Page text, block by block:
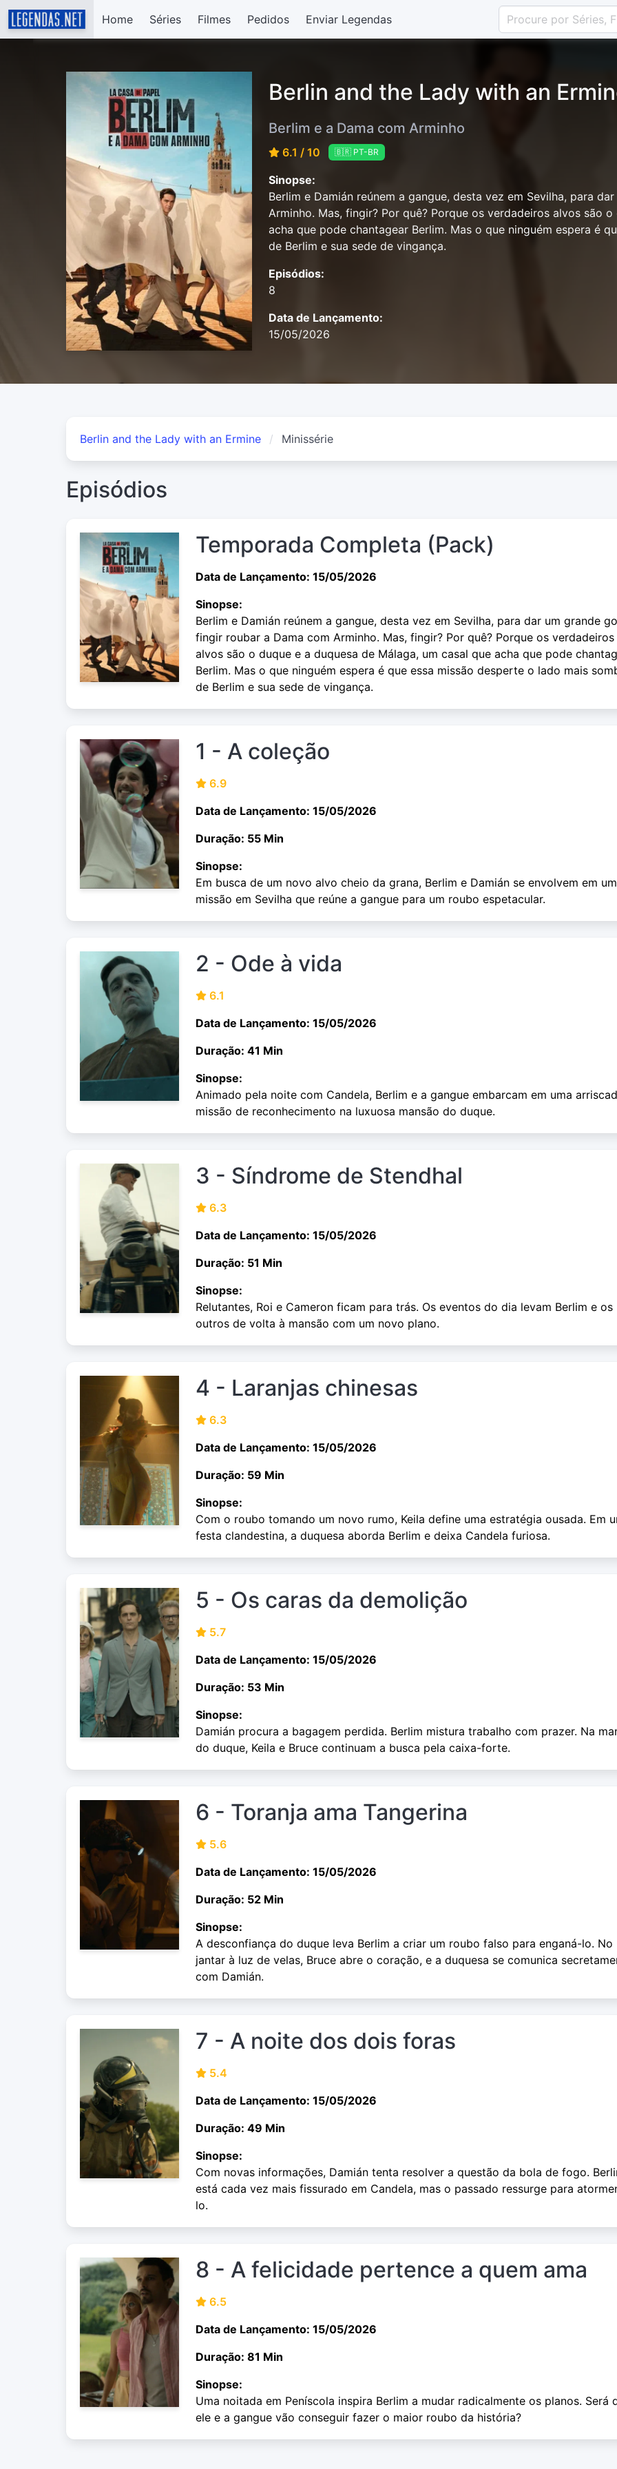
Home Séries Filmes Pedidos Enviar Legendas
Berlin and the Lady with an
Berlim e a Dama com Arminho
6.1 / 10 🇧🇷 PT-BR
Sinopse:
Berlim e Damián reúnem a gangue, desta vez em Sevilha, para
Arminho. Mas, fingir? Por quê? Porque os verdadeiros alvos são
acha que pode chantagear Berlim. Mas o que ninguém espera é
de Berlim e sua sede de vingança.
Episódios:
8
Data de Lançamento:
15/05/2026
Berlin and the Lady with an Ermine Minissérie
Episódios
Temporada Completa (Pack)
Data de Lançamento: 15/05/2026
Sinopse:
Berlim e Damián reúnem a gangue, desta vez em Sevilha, para dar um grande
fingir roubar a Dama com Arminho. Mas, fingir? Por quê? Porque os verdadeiros
alvos são o duque e a duquesa de Málaga, um casal que acha que pode
Berlim. Mas o que ninguém espera é que essa missão desperte o lado mais
de Berlim e sua sede de vingança.
1 - A coleção
6.9
Data de Lançamento: 15/05/2026
Duração: 55 Min
Sinopse:
Em busca de um novo alvo cheio da grana, Berlim e Damián se envolvem em
missão em Sevilha que reúne a gangue para um roubo espetacular.
2 - Ode à vida
6.1
Data de Lançamento: 15/05/2026
Duração: 41 Min
Sinopse:
Animado pela noite com Candela, Berlim e a gangue embarcam em uma
missão de reconhecimento na luxuosa mansão do duque.
3 - Síndrome de Stendhal
6.3
Data de Lançamento: 15/05/2026
Duração: 51 Min
Sinopse:
Relutantes, Roi e Cameron ficam para trás. Os eventos do dia levam Berlim e os
outros de volta à mansão com um novo plano.
4 - Laranjas chinesas
6.3
Data de Lançamento: 15/05/2026
Duração: 59 Min
Sinopse:
Com o roubo tomando um novo rumo, Keila define uma estratégia ousada. Em
festa clandestina, a duquesa aborda Berlim e deixa Candela furiosa.
5 - Os caras da demolição
5.7
Data de Lançamento: 15/05/2026
Duração: 53 Min
Sinopse:
Damián procura a bagagem perdida. Berlim mistura trabalho com prazer. Na
do duque, Keila e Bruce continuam a busca pela caixa-forte.
6 - Toranja ama Tangerina
5.6
Data de Lançamento: 15/05/2026
Duração: 52 Min
Sinopse:
A desconfiança do duque leva Berlim a criar um roubo falso para enganá-lo. No
jantar à luz de velas, Bruce abre o coração, e a duquesa se comunica
com Damián.
7 - A noite dos dois foras
5.4
Data de Lançamento: 15/05/2026
Duração: 49 Min
Sinopse:
Com novas informações, Damián tenta resolver a questão da bola de fogo.
está cada vez mais fissurado em Candela, mas o passado ressurge para
lo.
8 - A felicidade pertence a quem ama
6.5
Data de Lançamento: 15/05/2026
Duração: 81 Min
Sinopse:
Uma noitada em Peníscola inspira Berlim a mudar radicalmente os planos. Será
ele e a gangue vão conseguir fazer o maior roubo da história?